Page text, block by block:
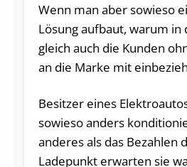
Wenn man aber sowieso
Lösung aufbaut, warum in
gleich auch die Kunden
an die Marke mit
Besitzer eines
sowieso anders
anderes als das Bezahlen
Ladepunkt erwarten sie